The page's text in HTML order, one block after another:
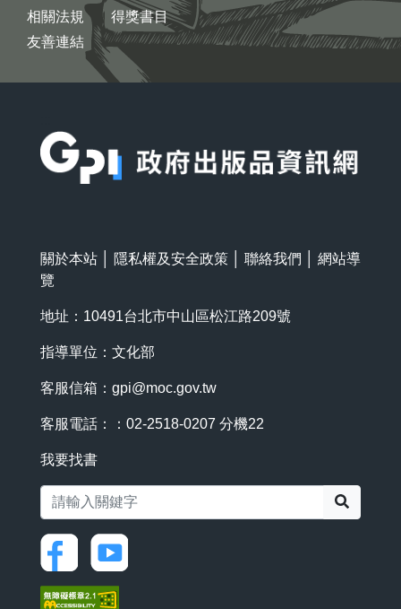
相關法規
友善連結
得獎書目
關於本站 隱私權及安全政策 聯絡我們
網站導
覽
地址：10491台北市中山區松江路209號
指導單位：文化部
客服信箱： gpi@moc.gov.tw
客服電話：：02-2518-0207 分機22
我要找書